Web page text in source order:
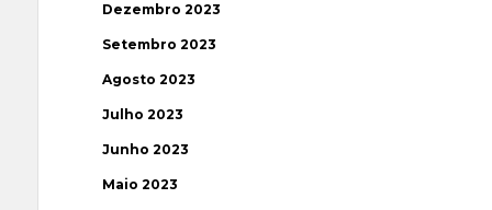
Dezembro 2023
Setembro 2023
Agosto 2023
Julho 2023
Junho 2023
Maio 2023